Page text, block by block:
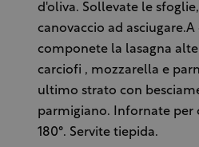
d'oliva. Sollevate le
canovaccio ad
componete la lasagna
carciofi , mozzarella e
ultimo strato con
parmigiano. Infornate per
180°. Servite tiepida.